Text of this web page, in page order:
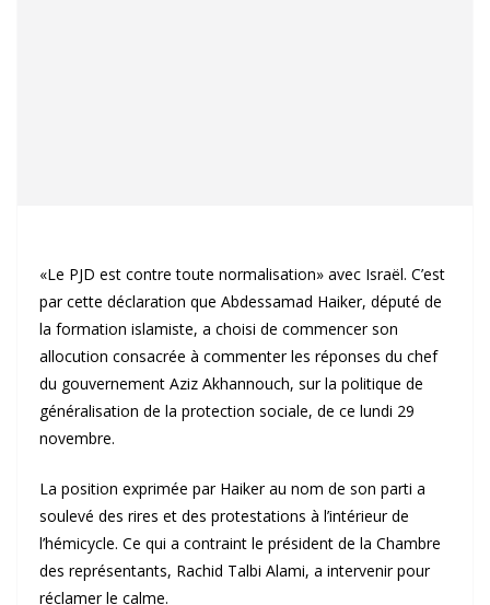
«Le PJD est contre toute normalisation» avec Israël. C’est
par cette déclaration que Abdessamad Haiker, député de
la formation islamiste, a choisi de commencer son
allocution consacrée à commenter les réponses du chef
du gouvernement Aziz Akhannouch, sur la politique de
généralisation de la protection sociale, de ce lundi 29
novembre.
La position exprimée par Haiker au nom de son parti a
soulevé des rires et des protestations à l’intérieur de
l’hémicycle. Ce qui a contraint le président de la Chambre
des représentants, Rachid Talbi Alami, a intervenir pour
réclamer le calme.